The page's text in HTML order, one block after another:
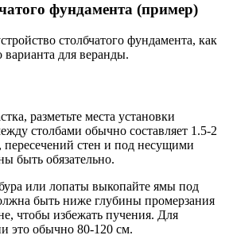
фундамента (пример)
столбчатого фундамента, как
варианта для веранды.
разметьте места установки
столбами обычно составляет 1.5-2
пересечений стен и под несущими
быть обязательно.
или лопаты выкопайте ямы под
быть ниже глубины промерзания
чтобы избежать пучения. Для
это обычно 80-120 см.